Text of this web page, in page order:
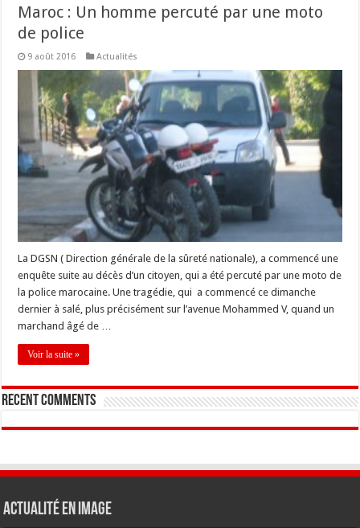
Maroc : Un homme percuté par une moto
de police
9 août 2016 Actualités
La DGSN ( Direction générale de la sûreté nationale), a commencé une
enquête suite au décès d’un citoyen, qui a été percuté par une moto de
la police marocaine. Une tragédie, qui a commencé ce dimanche
dernier à salé, plus précisément sur l’avenue Mohammed V, quand un
marchand âgé de …
Voir la suite »
Recent Comments
Actualité en Image